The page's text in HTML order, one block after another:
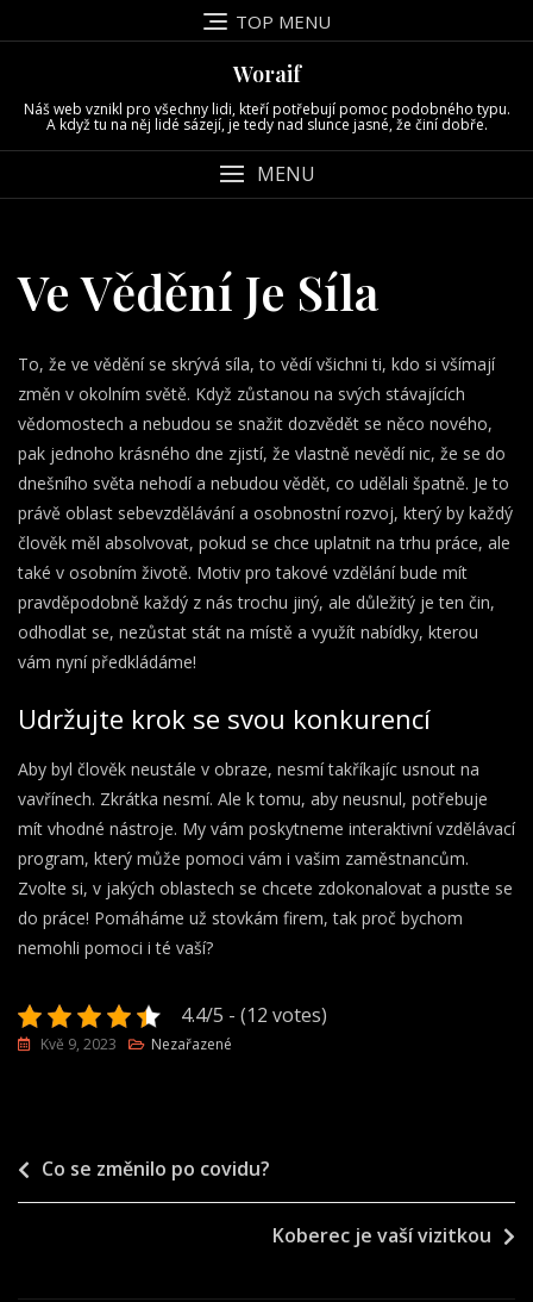
to
TOP MENU
Woraif
Náš web vznikl pro všechny lidi, kteří potřebují pomoc podobného typu.
A když tu na něj lidé sázejí, je tedy nad slunce jasné, že činí dobře.
MENU
Ve Vědění Je Síla
To, že ve vědění se skrývá síla, to vědí všichni ti, kdo si všímají
změn v okolním světě. Když zůstanou na svých stávajících
vědomostech a nebudou se snažit dozvědět se něco nového,
pak jednoho krásného dne zjistí, že vlastně nevědí nic, že se do
dnešního světa nehodí a nebudou vědět, co udělali špatně. Je to
právě oblast sebevzdělávání a osobnostní rozvoj, který by každý
člověk měl absolvovat, pokud se chce uplatnit na trhu práce, ale
také v osobním životě. Motiv pro takové vzdělání bude mít
pravděpodobně každý z nás trochu jiný, ale důležitý je ten čin,
odhodlat se, nezůstat stát na místě a využít nabídky, kterou
vám nyní předkládáme!
Udržujte krok se svou konkurencí
Aby byl člověk neustále v obraze, nesmí takříkajíc usnout na
vavřínech. Zkrátka nesmí. Ale k tomu, aby neusnul, potřebuje
mít vhodné nástroje. My vám poskytneme interaktivní vzdělávací
program, který může pomoci vám i vašim zaměstnancům.
Zvolte si, v jakých oblastech se chcete zdokonalovat a pusťte se
do práce! Pomáháme už stovkám firem, tak proč bychom
nemohli pomoci i té vaší?
4.4/5 - (12 votes)
Kvě 9, 2023 Nezařazené
Navigace
pro
Co se změnilo po covidu?
Koberec je vaší vizitkou